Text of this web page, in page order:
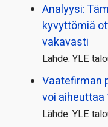
Analyysi:
kyvyttömiä
vakavasti
Lähde: YLE
Vaatefirman
voi aiheuttaa
Lähde: YLE